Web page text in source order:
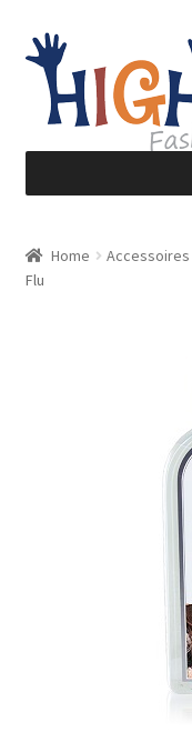
Ga
door
naar
navigatie
Ga
direct
naar
inhoud
Home Accessoires
Flu